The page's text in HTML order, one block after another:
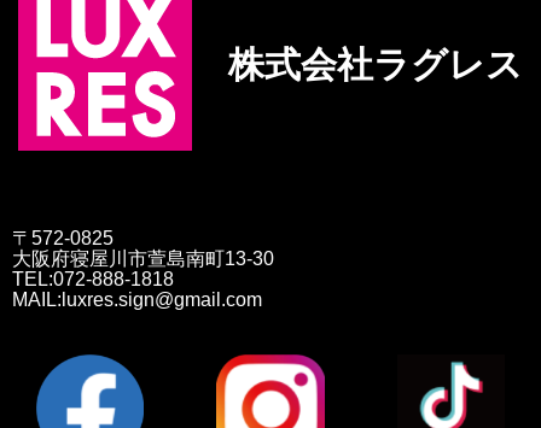
株式会社ラグレス
〒572-0825
大阪府寝屋川市萱島南町13-30
TEL:072-888-1818
MAIL:luxres.sign@gmail.com